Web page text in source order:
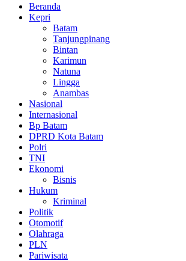
Beranda
Kepri
Batam
Tanjungpinang
Bintan
Karimun
Natuna
Lingga
Anambas
Nasional
Internasional
Bp Batam
DPRD Kota Batam
Polri
TNI
Ekonomi
Bisnis
Hukum
Kriminal
Politik
Otomotif
Olahraga
PLN
Pariwisata